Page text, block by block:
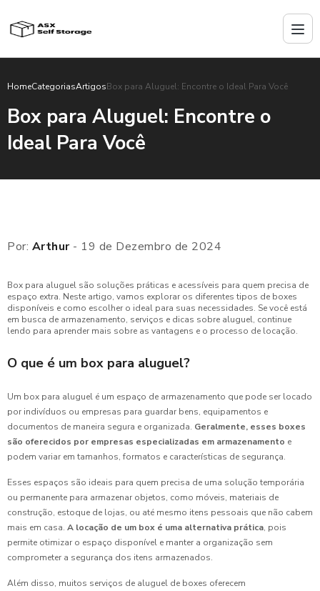
HomeCategoriasArtigosBox para Aluguel: Encontre o Ideal Para Você
Box para Aluguel: Encontre o
Ideal Para Você
Por: Arthur- 19 de Dezembro de 2024
Box para aluguel são soluções práticas e acessíveis para quem precisa de
espaço extra. Neste artigo, vamos explorar os diferentes tipos de boxes
disponíveis e como escolher o ideal para suas necessidades. Se você está
em busca de armazenamento, serviços e dicas sobre aluguel, continue
lendo para aprender mais sobre as vantagens e o processo de locação.
O que é um box para aluguel?
Um box para aluguel é um espaço de armazenamento que pode ser locado
por indivíduos ou empresas para guardar bens, equipamentos e
documentos de maneira segura e organizada. Geralmente, esses boxes
são oferecidos por empresas especializadas em armazenamento e
podem variar em tamanhos, formatos e características de segurança.
Esses espaços são ideais para quem precisa de uma solução temporária
ou permanente para armazenar objetos, como móveis, materiais de
construção, estoque de lojas, ou até mesmo itens pessoais que não cabem
mais em casa. A locação de um box é uma alternativa prática, pois
permite otimizar o espaço disponível e manter a organização sem
comprometer a segurança dos itens armazenados.
Além disso, muitos serviços de aluguel de boxes oferecem